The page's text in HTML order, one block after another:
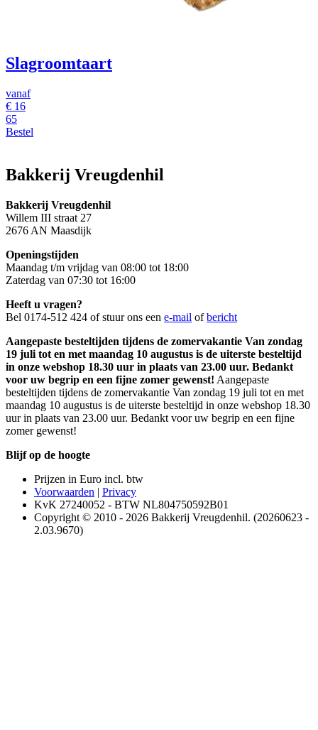
Slagroomtaart
vanaf
€ 16
65
Bestel
Bakkerij Vreugdenhil
Bakkerij Vreugdenhil
Willem III straat 27
2676 AN Maasdijk
Openingstijden
Maandag t/m vrijdag van 08:00 tot 18:00
Zaterdag van 07:30 tot 16:00
Heeft u vragen?
Bel 0174-512 424 of stuur ons een e-mail ofbericht
Aangepaste besteltijden tijdens de zomervakantie Van zondag
19 juli tot en met maandag 10 augustus is de uiterste besteltijd
in onze webshop 18.30 uur in plaats van 23.00 uur. Bedankt
voor uw begrip en een fijne zomer gewenst! Aangepaste
besteltijden tijdens de zomervakantie Van zondag 19 juli tot en met
maandag 10 augustus is de uiterste besteltijd in onze webshop 18.30
uur in plaats van 23.00 uur. Bedankt voor uw begrip en een fijne
zomer gewenst!
Blijf op de hoogte
Prijzen in Euro incl. btw
Voorwaarden | Privacy
KvK 27240052 - BTW NL804750592B01
Copyright © 2010 - 2026 Bakkerij Vreugdenhil. (20260623 -
2.03.9670)